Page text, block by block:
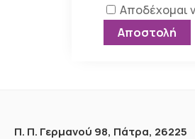
Αποδέχομαι
Π. Π. Γερμανού 98, Πάτρα, 26225